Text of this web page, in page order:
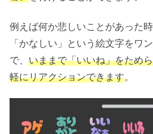
例えば何か悲しいことがあった
「かなしい」という絵文字をワ
で、 いままで「いいね」をため
軽にリアクションできます。